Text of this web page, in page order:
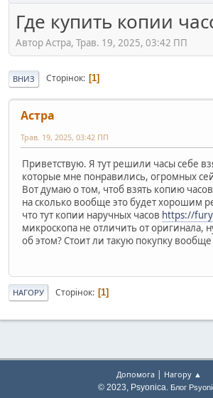
Где купить копии
Автор Астра, Трав. 19, 2025, 03:42 ПП
ВНИЗ Сторінок 1
Астра
Трав. 19, 2025, 03:42 ПП
Приветствую. Я тут решили часы себе
которые мне понравились, огромных
Вот думаю о том, чтоб взять копию
на сколько вообще это будет хорошим
что тут копии наручных часов https://
микроскопа не отличить от оригинала,
об этом? Стоит ли такую покупку вообще
НАГОРУ Сторінок 1
Допомога Нагору ▲
© 2023, Psyonica. Блог